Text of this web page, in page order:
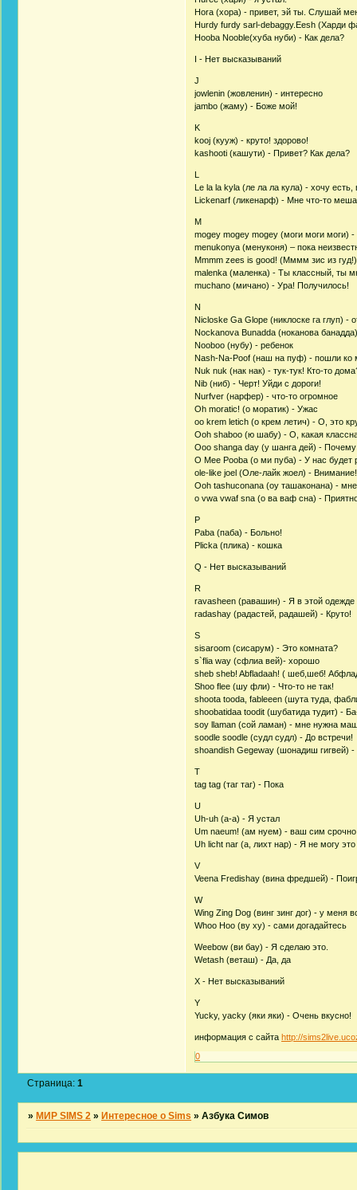
Hora (хора) - привет, эй ты. Слушай
Hurdy furdy sarl-debaggy.Eesh (Харди
Hooba Nooble(хуба нуби) - Как дела?
I - Нет высказываний
J
jowlenin (жовленин) - интересно
jambo (жаму) - Боже мой!
K
kooj (кууж) - круто! здорово!
kashooti (кашути) - Привет? Как дела?
L
Le la la kyla (ле ла ла кула) - хочу есть,
Lickenarf (ликенарф) - Мне что-то
M
mogey mogey mogey (моги моги моги) -
menukonya (менуконя) – пока
Mmmm zees is good! (Мммм зис из
malenka (маленка) - Ты классный, ты
muchano (мичано) - Ура! Получилось!
N
Nicloske Ga Glope (никлоске га глуп) -
Nockanova Bunadda (ноканова
Nooboo (нубу) - ребенок
Nash-Na-Poof (наш на пуф) - пошли ко
Nuk nuk (нак нак) - тук-тук! Кто-то
Nib (ниб) - Черт! Уйди с дороги!
Nurfver (нарфер) - что-то огромное
Oh moratic! (о моратик) - Ужас
oo krem letich (о крем летич) - О, это
Ooh shaboo (ю шабу) - О, какая
Ooo shanga day (у шанга дей) -
O Mee Pooba (о ми пуба) - У нас будет
ole-like joel (Оле-лайк жоел) -
Ooh tashuconana (оу ташаконана) -
o vwa vwaf sna (о ва ваф сна) -
P
Paba (паба) - Больно!
Plicka (плика) - кошка
Q - Нет высказываний
R
ravasheen (равашин) - Я в этой одежде
radashay (радастей, радашей) - Круто!
S
sisaroom (сисарум) - Это комната?
s`flia way (сфлиа вей)- хорошо
sheb sheb! Abfladaah! ( шеб,шеб!
Shoo flee (шу фли) - Что-то не так!
shoota tooda, fableeen (шута туда,
shoobatidaa toodit (шубатида тудит) -
soy llaman (сой ламан) - мне нужна
soodle soodle (судл судл) - До встречи!
shoandish Gegeway (шонадиш гигвей)
T
tag tag (таг таг) - Пока
U
Uh-uh (а-а) - Я устал
Um naeum! (ам нуем) - ваш сим срочно
Uh licht nar (а, лихт нар) - Я не могу это
V
Veena Fredishay (вина фредшей) -
W
Wing Zing Dog (винг зинг дог) - у меня
Whoo Hoo (ву ху) - сами догадайтесь
Weebow (ви бау) - Я сделаю это.
Wetash (веташ) - Да, да
X - Нет высказываний
Y
Yucky, yacky (яки яки) - Очень вкусно!
информация с сайтаhttp://
0
Страница:1
» МИР SIMS 2 » Интересное о Sims »Азбука Симов